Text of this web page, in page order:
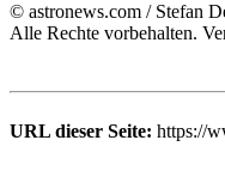
© astronews.com / Stefan
Alle Rechte vorbehalten.
URL dieser Seite: https://